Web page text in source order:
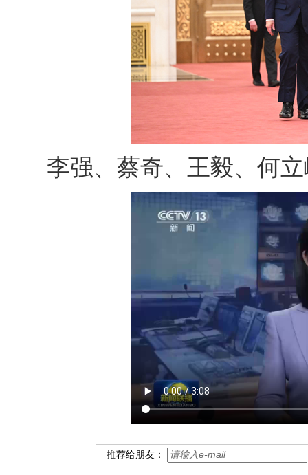
李强、蔡奇、王毅、何
推荐给朋友：